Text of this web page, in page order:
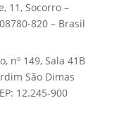
11, Socorro –
820 – Brasil
nº 149, Sala 41B
São Dimas
12.245-900